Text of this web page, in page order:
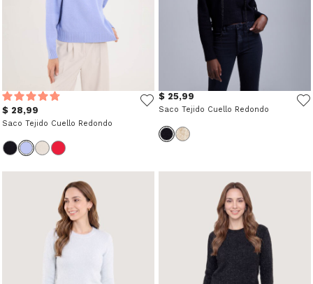
$ 28,99
Saco Tejido Cuello Redondo
$ 25,99
Saco Tejido Cuello Redondo